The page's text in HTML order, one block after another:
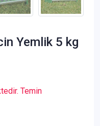
Yemlik 5 kg
Temin